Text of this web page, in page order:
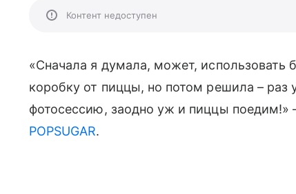
Контент недоступен
«Сначала я думала, может,
коробку от пиццы, но потом решила –
фотосессию, заодно уж и пиццы поедим!»
POPSUGAR.